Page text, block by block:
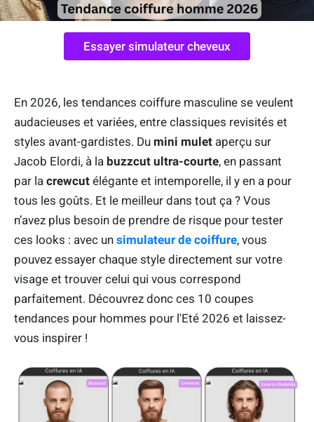
Essayer simulateur cheveux
En 2026, les tendances coiffure masculine se veulent
audacieuses et variées, entre classiques revisités et
styles avant-gardistes. Du mini mulet aperçu sur
Jacob Elordi, à la buzzcut ultra-courte, en passant
par la crewcut élégante et intemporelle, il y en a pour
tous les goûts. Et le meilleur dans tout ça ? Vous
n’avez plus besoin de prendre de risque pour tester
ces looks : avec un simulateur de coiffure, vous
pouvez essayer chaque style directement sur votre
visage et trouver celui qui vous correspond
parfaitement. Découvrez donc ces 10 coupes
tendances pour hommes pour l'Eté 2026 et laissez-
vous inspirer !